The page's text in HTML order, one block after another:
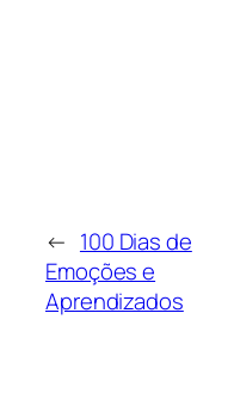
← 100 Dias de
Emoções e
Aprendizados